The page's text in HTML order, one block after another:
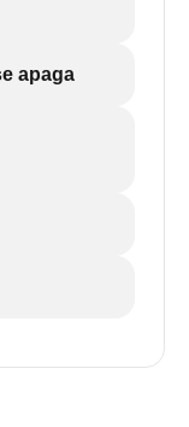
apaga